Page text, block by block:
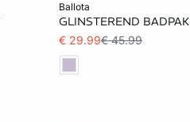
ballota
GLINSTEREND BADPAK
€ 29.99€ 45.99